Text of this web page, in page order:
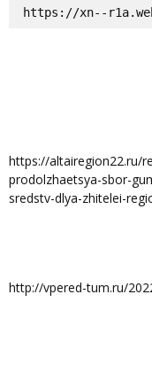
https://xn--
https://altairegion22.ru/
prodolzhaetsya-sbor-
sredstv-dlya-zhitelei-
http://vpered-tum.ru/